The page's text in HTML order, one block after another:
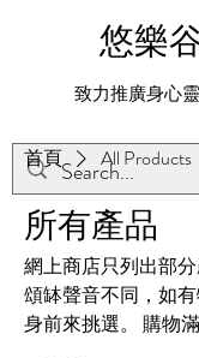
悠樂
致力推廣身心
首頁 All Products
所有產品
網上商店只列出部
頌缽聲音不同，如
身前來挑選。 購物滿$300，將以順豐